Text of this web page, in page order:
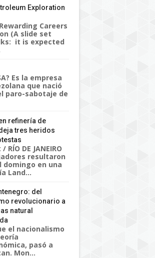
Exploration
Careers
(A slide set
it is expected
Es la empresa
que nació
paro-sabotaje de
refinería de
tres heridos
RÍO DE JANEIRO
resultaron
domingo en una
Land...
del
revolucionario a
natural
el nacionalismo
pasó a
Mon...